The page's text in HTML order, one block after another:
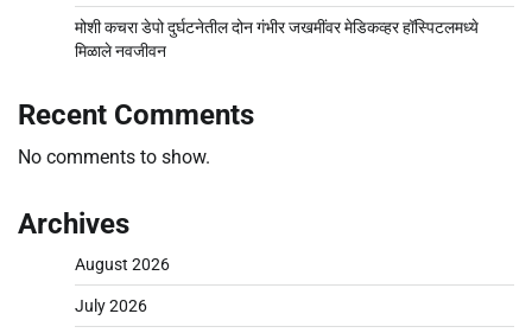
मोशी कचरा डेपो दुर्घटनेतील दोन गंभीर जखमींवर मेडिकव्हर हॉस्पिटलमध्ये
मिळाले नवजीवन
Recent Comments
No comments to show.
Archives
August 2026
July 2026